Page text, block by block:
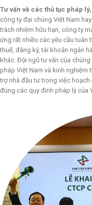
Tư vấn về các thủ tục pháp
công ty đại chúng Việt Nam
trách nhiệm hữu hạn, công ty
ứng rất nhiều các yêu cầu tuân
thuế, đăng ký, tài khoản ngân
khác. Đội ngũ tư vấn của
pháp Việt Nam và kinh nghiệm
trợ nhà đầu tư trong việc
đúng các quy định pháp lý của